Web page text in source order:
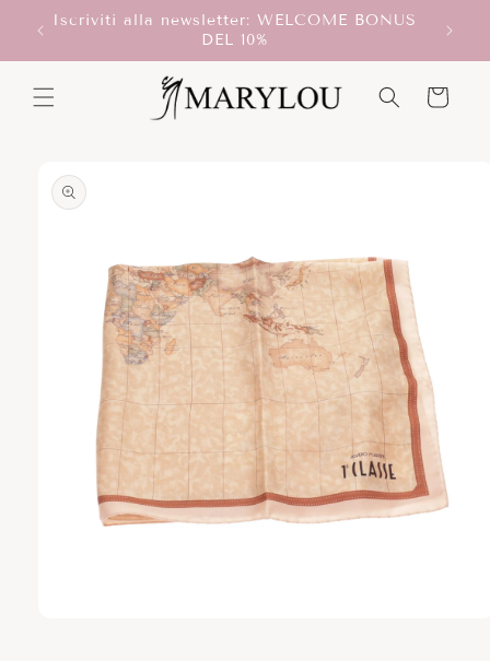
direttamente
Iscriviti alla newsletter: WELCOME BONUS
DEL 10%
Carrello
informazioni
sul prodotto